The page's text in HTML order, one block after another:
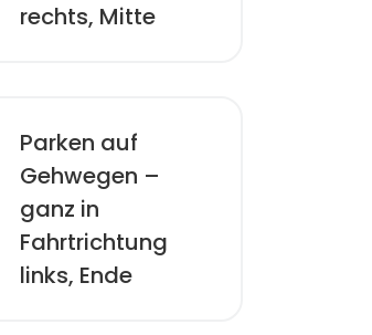
rechts, Mitte
Parken auf
Gehwegen –
ganz in
Fahrtrichtung
links, Ende